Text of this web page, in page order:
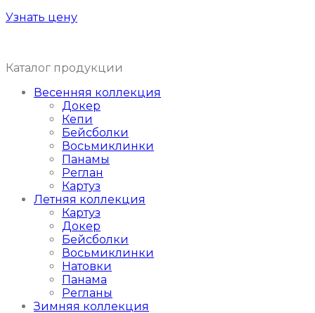
Узнать цену
Каталог продукции
Весенняя коллекция
Докер
Кепи
Бейсболки
Восьмиклинки
Панамы
Реглан
Картуз
Летняя коллекция
Картуз
Докер
Бейсболки
Восьмиклинки
Натовки
Панама
Регланы
Зимняя коллекция